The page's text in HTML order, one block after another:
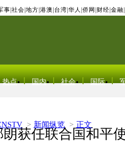
事 社会 地方 港澳 台湾 华人 侨网 财经 金融
热点 国内 社会 国际
> 新闻纵览 > 正文
朗获任联合国和平